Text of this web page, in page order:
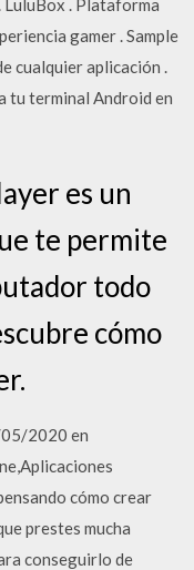
LuluBox . Plataforma
gamer . Sample
cualquier aplicación .
tu terminal Android en
es un
te permite
todo
cómo
2020 en
cómo crear
prestes mucha
conseguirlo de